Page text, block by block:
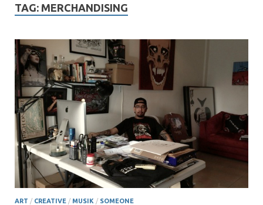
TAG: MERCHANDISING
ART / CREATIVE / MUSIK / SOMEONE